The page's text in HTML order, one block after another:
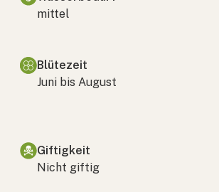
mittel
Blütezeit
Juni bis August
Giftigkeit
Nicht giftig